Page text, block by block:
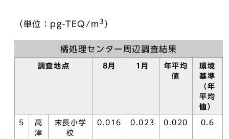
（単位：pg-TEQ/m3 ）
橘処理センター周辺調査結果
調査地点 8月 1月
年平均
値
環境
基準
（年
平均
値）
5
高
津
末長小学
校
0.016 0.023 0.020 0.6